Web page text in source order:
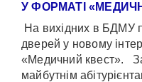
У ФОРМАТІ
На вихідних в БДМУ
дверей у новому
«Медичний квест».
майбутнім